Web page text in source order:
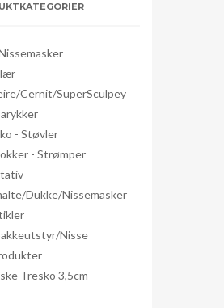
Cernit/SuperSculpey
- Støvler
- Strømper
dukke/nissemasker
nisse
Tresko 3,5cm -